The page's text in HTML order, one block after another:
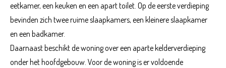
eetkamer, een keuken en een apart toilet. Op de eerste verdieping
bevinden zich twee ruime slaapkamers, een kleinere slaapkamer
en een badkamer.
Daarnaast beschikt de woning over een aparte kelderverdieping
onder het hoofdgebouw. Voor de woning is er voldoende